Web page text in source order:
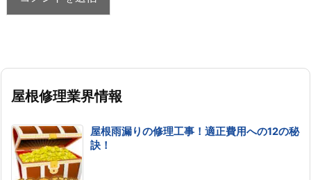
屋根修理業界情報
屋根雨漏りの修理工事！適正費用への12の秘
訣！